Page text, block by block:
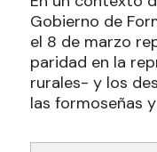
Gobierno de
el 8 de marzo
paridad en la
rurales- y los
las formoseñas